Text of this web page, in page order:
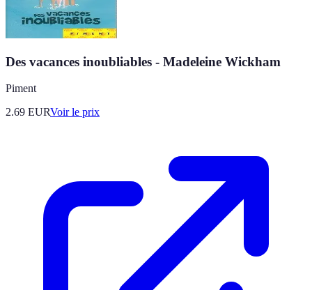
Des vacances inoubliables - Madeleine Wickham
Piment
2.69 EURVoir le prix